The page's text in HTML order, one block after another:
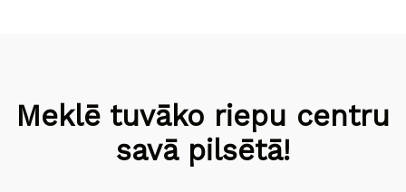
Meklē tuvāko riepu centru
savā pilsētā!